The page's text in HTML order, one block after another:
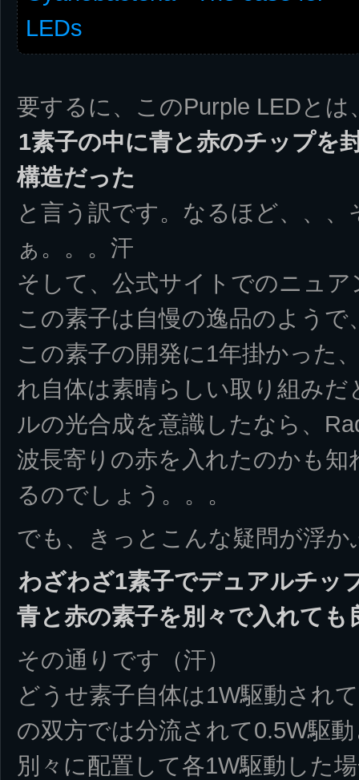
LEDs
要するに、このPurple LEDとは
1素子の中に青と赤のチップを
構造だった
と言う訳です。なるほど、、、
ぁ。。。汗
そして、公式サイトでのニュ
この素子は自慢の逸品のよう
この素子の開発に1年掛かった
れ自体は素晴らしい取り組み
ルの光合成を意識したなら、
波長寄りの赤を入れたのかも
るのでしょう。。。
でも、きっとこんな疑問が浮か
わざわざ1素子でデュアルチッ
青と赤の素子を別々で入れても
その通りです（汗）
どうせ素子自体は1W駆動され
の双方では分流されて0.5W駆
別々に配置して各1W駆動した